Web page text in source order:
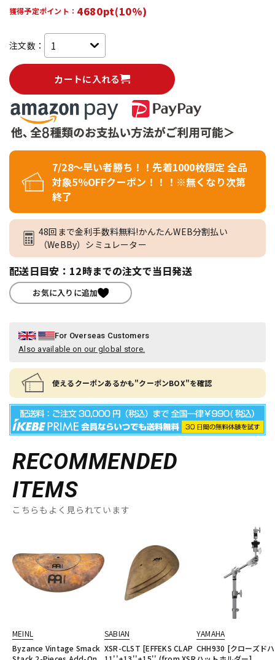
獲得予定ポイント： 4680pt(10%)
注文数：
カートに入れる
7/28～早い者勝ち！！先着1000枚限定 全品
対象5％OFFクーポン！！！※無くなり次第
終了
48回まで金利手数料無料!かんたんWEB分割払い
（WeBBy）シミュレーター
配送日目安：12時までの注文で当日発送
お気に入りに追加
For Overseas Customers
Also available on our global store.
使えるクーポンあるかも"クーポンBOX"を確認
RECOMMENDED
ITEMS
こちらもよく見られています
MEINL
Byzance Vintage Smack
SABIAN
XSR-CLST [EFFEKS CLAP
YAMAHA
CHH930 [クローズド